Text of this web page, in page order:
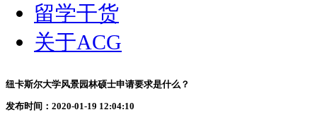
留学干货
关于ACG
纽卡斯尔大学风景园林硕士申请要求是什么？
发布时间：2020-01-19 12:04:10